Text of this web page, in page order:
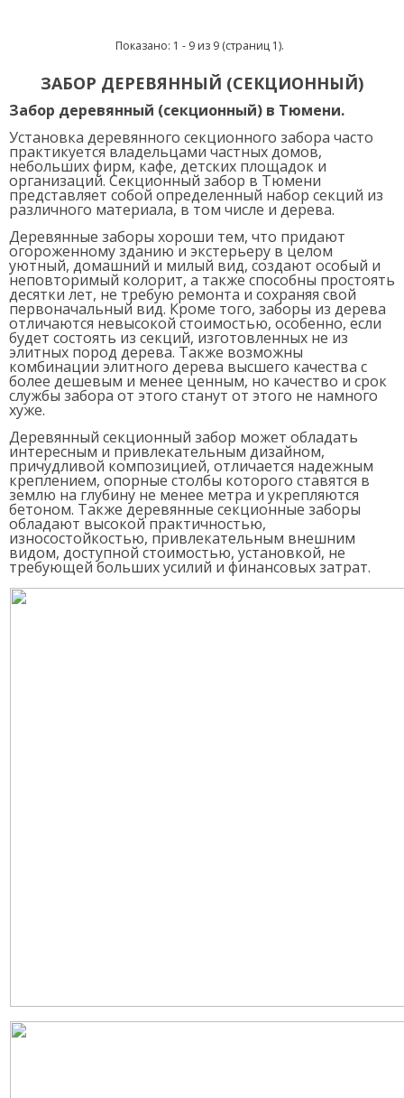
Показано: 1 - 9 из 9 (страниц 1).
ЗАБОР ДЕРЕВЯННЫЙ (СЕКЦИОННЫЙ)
Забор деревянный (секционный) в Тюмени.
Установка деревянного секционного забора часто
практикуется владельцами частных домов,
небольших фирм, кафе, детских площадок и
организаций. Секционный забор в Тюмени
представляет собой определенный набор секций из
различного материала, в том числе и дерева.
Деревянные заборы хороши тем, что придают
огороженному зданию и экстерьеру в целом
уютный, домашний и милый вид, создают особый и
неповторимый колорит, а также способны простоять
десятки лет, не требую ремонта и сохраняя свой
первоначальный вид. Кроме того, заборы из дерева
отличаются невысокой стоимостью, особенно, если
будет состоять из секций, изготовленных не из
элитных пород дерева. Также возможны
комбинации элитного дерева высшего качества с
более дешевым и менее ценным, но качество и срок
службы забора от этого станут от этого не намного
хуже.
Деревянный секционный забор может обладать
интересным и привлекательным дизайном,
причудливой композицией, отличается надежным
креплением, опорные столбы которого ставятся в
землю на глубину не менее метра и укрепляются
бетоном. Также деревянные секционные заборы
обладают высокой практичностью,
износостойкостью, привлекательным внешним
видом, доступной стоимостью, установкой, не
требующей больших усилий и финансовых затрат.